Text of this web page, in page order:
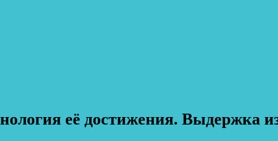
её достижения. Выдержка